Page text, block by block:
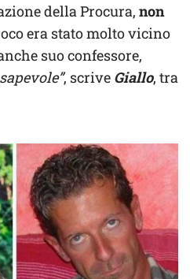
della Procura, non
era stato molto vicino
suo confessore,
, scrive Giallo, tra